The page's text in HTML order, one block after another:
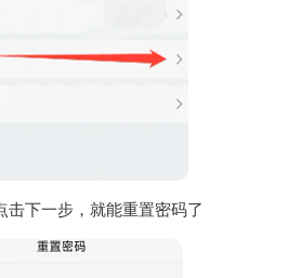
击下一步，就能重置密码了